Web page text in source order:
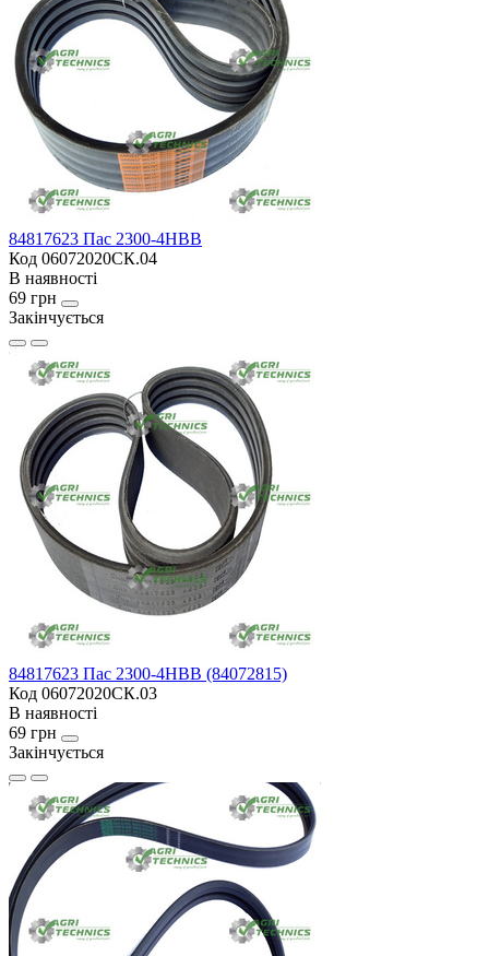
84817623 Пас 2300-4HBB
Код 06072020CК.04
В наявності
69 грн
Закінчується
84817623 Пас 2300-4HBB (84072815)
Код 06072020СК.03
В наявності
69 грн
Закінчується